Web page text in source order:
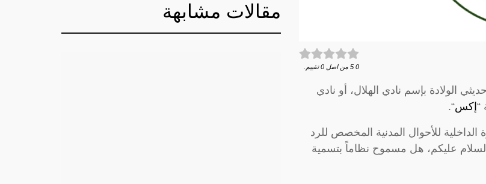
0
5 من اصل 0 تقييم.
الولادة بإسم نادي الهلال، أو نادي
“ إكس“.
للأحوال المدنية المخصص للرد
عليكم، هل مسموح نظاماً بتسمية
مقالات مشابهة